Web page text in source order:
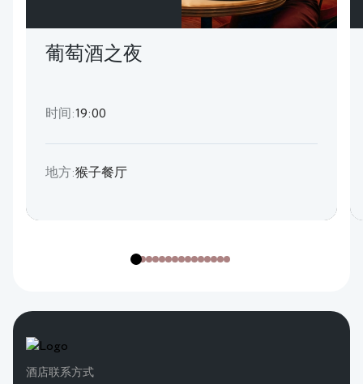
葡萄酒之夜
时间:19:00
地方:猴子餐厅
酒店联系方式